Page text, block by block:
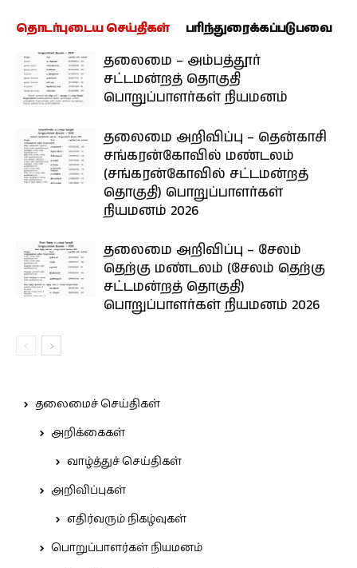
தொடர்புடைய செய்திகள் பரிந்துரைக்கப்படுபவை
தலைமை – அம்பத்தூர்
சட்டமன்றத் தொகுதி
பொறுப்பாளர்கள் நியமனம்
தலைமை அறிவிப்பு – தென்காசி
சங்கரன்கோவில் மண்டலம்
(சங்கரன்கோவில் சட்டமன்றத்
தொகுதி) பொறுப்பாளர்கள்
நியமனம் 2026
தலைமை அறிவிப்பு – சேலம்
தெற்கு மண்டலம் (சேலம் தெற்கு
சட்டமன்றத் தொகுதி)
பொறுப்பாளர்கள் நியமனம் 2026
தலைமைச் செய்திகள்
அறிக்கைகள்
வாழ்த்துச் செய்திகள்
அறிவிப்புகள்
எதிர்வரும் நிகழ்வுகள்
பொறுப்பாளர்கள் நியமனம்